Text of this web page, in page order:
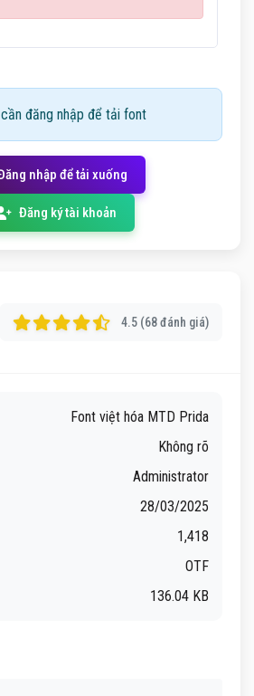
đăng nhập để tải font
nhập để tải xuống
Đăng ký tài khoản
4.5 (68 đánh giá)
Font việt hóa MTD Prida
Không rõ
Administrator
28/03/2025
1,418
OTF
136.04 KB